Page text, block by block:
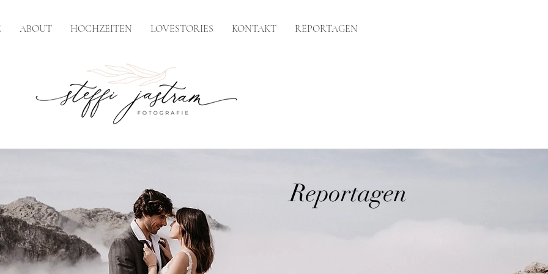
ABOUT HOCHZEITEN LOVESTORIES KONTAKT REPORTAGEN
Reportagen